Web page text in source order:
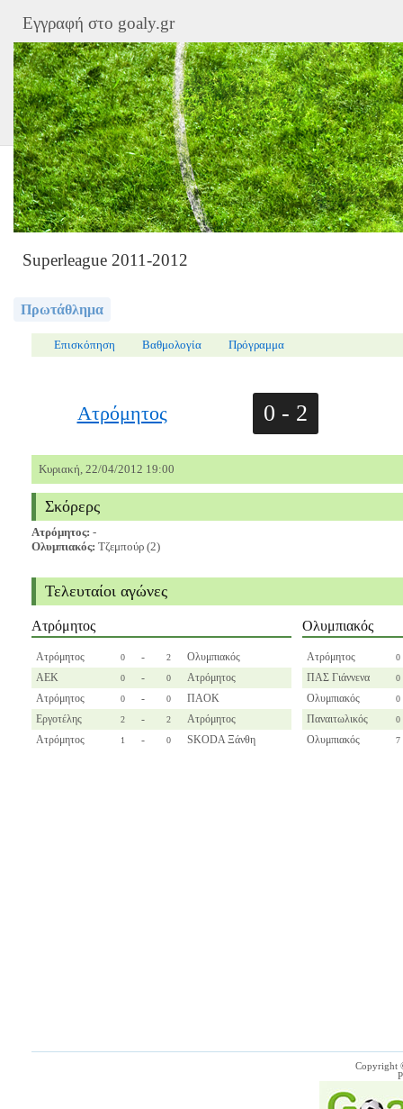
Εγγραφή στο goaly.gr
Superleague 2011-2012
Πρωτάθλημα
Επισκόπηση Βαθμολογία Πρόγραμμα
Ατρόμητος 0 - 2
Κυριακή, 22/04/2012 19:00
Σκόρερς
Ατρόμητος: -
Ολυμπιακός: Τζεμπούρ (2)
Τελευταίοι αγώνες
Ατρόμητος
Ατρόμητος 0 - 2
Ολυμπιακός
ΑΕΚ
0 - 0
Ατρόμητος
Ατρόμητος
0 - 0
ΠΑΟΚ
Εργοτέλης
2 - 2
Ατρόμητος
Ατρόμητος
1 - 0 SKODA Ξάνθη
Ολυμπιακός
Ατρόμητος 0
ΠΑΣ Γιάννενα 0
Ολυμπιακός 0
Παναιτωλικός 0
Ολυμπιακός 7
Copyright